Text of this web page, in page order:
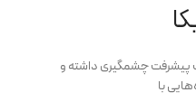
پیشرفت چشمگیری داشته و
با